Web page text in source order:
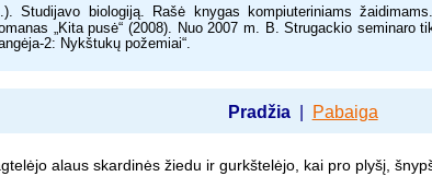
Studijavo biologiją. Rašė knygas kompiuteriniams
„Kita pusė“ (2008). Nuo 2007 m. B. Strugackio seminaro
2: Nykštukų požemiai“.
Pradžia| Pabaiga
alaus skardinės žiedu ir gurkštelėjo, kai pro plyšį,